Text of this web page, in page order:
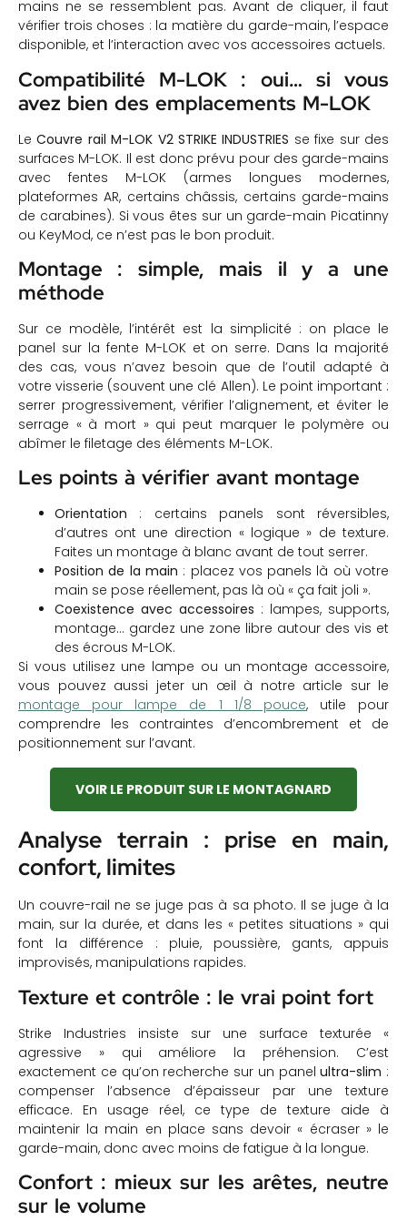
mains ne se ressemblent pas. Avant de cliquer, il faut
vérifier trois choses : la matière du garde-main, l’espace
disponible, et l’interaction avec vos accessoires actuels.
Compatibilité M-LOK : oui… si vous
avez bien des emplacements M-LOK
LeCouvre rail M-LOK V2 STRIKE INDUSTRIES se fixe sur des
surfaces M-LOK. Il est donc prévu pour des garde-mains
avec fentes M-LOK (armes longues modernes,
plateformes AR, certains châssis, certains garde-mains
de carabines). Si vous êtes sur un garde-main Picatinny
ou KeyMod, ce n’est pas le bon produit.
Montage : simple, mais il y a une
méthode
Sur ce modèle, l’intérêt est la simplicité : on place le
panel sur la fente M-LOK et on serre. Dans la majorité
des cas, vous n’avez besoin que de l’outil adapté à
votre visserie (souvent une clé Allen). Le point important :
serrer progressivement, vérifier l’alignement, et éviter le
serrage « à mort » qui peut marquer le polymère ou
abîmer le filetage des éléments M-LOK.
Les points à vérifier avant montage
Orientation : certains panels sont réversibles,
d’autres ont une direction « logique » de texture.
Faites un montage à blanc avant de tout serrer.
Position de la main : placez vos panels là où votre
main se pose réellement, pas là où « ça fait joli ».
Coexistence avec accessoires : lampes, supports,
montage… gardez une zone libre autour des vis et
des écrous M-LOK.
Si vous utilisez une lampe ou un montage accessoire,
vous pouvez aussi jeter un œil à notre article sur le
montage pour lampe de 1 1/8 pouce, utile pour
comprendre les contraintes d’encombrement et de
positionnement sur l’avant.
VOIR LE PRODUIT SUR LE MONTAGNARD
Analyse terrain : prise en main,
confort, limites
Un couvre-rail ne se juge pas à sa photo. Il se juge à la
main, sur la durée, et dans les « petites situations » qui
font la différence : pluie, poussière, gants, appuis
improvisés, manipulations rapides.
Texture et contrôle : le vrai point fort
Strike Industries insiste sur une surface texturée «
agressive » qui améliore la préhension. C’est
exactement ce qu’on recherche sur un panelultra-slim :
compenser l’absence d’épaisseur par une texture
efficace. En usage réel, ce type de texture aide à
maintenir la main en place sans devoir « écraser » le
garde-main, donc avec moins de fatigue à la longue.
Confort : mieux sur les arêtes, neutre
sur le volume